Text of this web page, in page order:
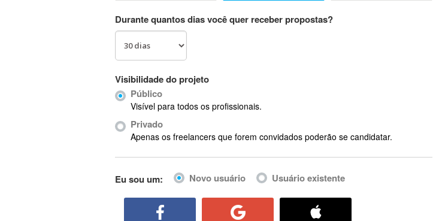
Ab Initio
ABIS
AbleCommerce
Ableton Live
Abstract Window Toolkit (AWT)
Durante quantos dias você quer receber propostas?
Visibilidade do projeto
Público
Visível para todos os profissionais.
Privado
Apenas os freelancers que forem convidados poderão se candidatar.
Eu sou um: Novo usuário Usuário existente